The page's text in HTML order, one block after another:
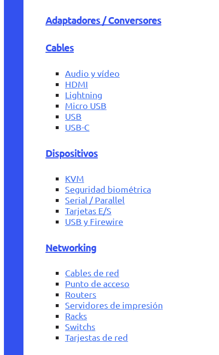
Adaptadores / Conversores
Cables
Audio y vídeo
HDMI
Lightning
Micro USB
USB
USB-C
Dispositivos
KVM
Seguridad biométrica
Serial / Parallel
Tarjetas E/S
USB y Firewire
Networking
Cables de red
Punto de acceso
Routers
Servidores de impresión
Racks
Switchs
Tarjestas de red